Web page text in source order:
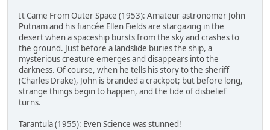
It Came From Outer Space (1953): Amateur astronomer John
Putnam and his fiancée Ellen Fields are stargazing in the
desert when a spaceship bursts from the sky and crashes to
the ground. Just before a landslide buries the ship, a
mysterious creature emerges and disappears into the
darkness. Of course, when he tells his story to the sheriff
(Charles Drake), John is branded a crackpot; but before long,
strange things begin to happen, and the tide of disbelief
turns.
Tarantula (1955): Even Science was stunned!